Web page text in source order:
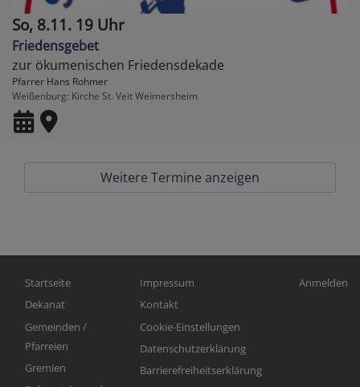
So, 8.11. 19 Uhr
Friedensgebet
zur ökumenischen Friedensdekade
Pfarrer Hans Rohmer
Weißenburg Kirche St. Veit Weimersheim
Weitere Termine anzeigen
Hauptnavigation
Startseite
Dekanat
Gemeinden /
Pfarreien
Gremien
Fußbereichsmenü
Impressum
Kontakt
Cookie-Einstellungen
Datenschutzerklärung
Barrierefreiheitserklärung
Anmelden